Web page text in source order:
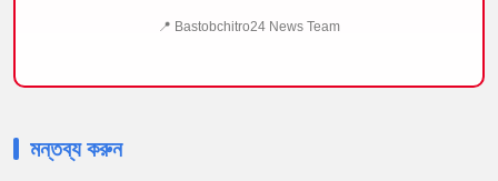
📍 Bastobchitro24 News Team
মন্তব্য করুন